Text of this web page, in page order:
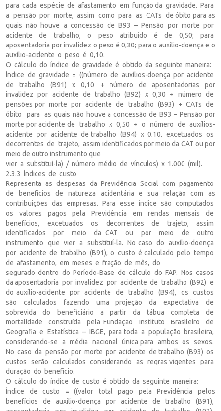
para cada espécie de afastamento em função da gravidade. Para
a pensão por morte, assim como para as CATs de óbito para as
quais não houve a concessão de B93 – Pensão por morte por
acidente de trabalho, o peso atribuído é de 0,50; para
aposentadoria por invalidez o peso é 0,30; para o auxílio-doença e o
auxílio-acidente o peso é 0,10.
O cálculo do índice de gravidade é obtido da seguinte maneira:
Índice de gravidade = ((número de auxílios-doença por acidente
de trabalho (B91) x 0,10 + número de aposentadorias por
invalidez por acidente de trabalho (B92) x 0,30 + número de
pensões por morte por acidente de trabalho (B93) + CATs de
óbito para as quais não houve a concessão de B93 – Pensão por
morte por acidente de trabalho x 0,50 + o número de auxílios-
acidente por acidente de trabalho (B94) x 0,10, excetuados os
decorrentes de trajeto, assim identificados por meio da CAT ou por
meio de outro instrumento que
vier a substituí-la) / número médio de vínculos) x 1.000 (mil).
2.3.3 Índices de custo
Representa as despesas da Previdência Social com pagamento
de benefícios de natureza acidentária e sua relação com as
contribuições das empresas. Para esse índice são computados
os valores pagos pela Previdência em rendas mensais de
benefícios, excetuados os decorrentes de trajeto, assim
identificados por meio da CAT ou por meio de outro
instrumento que vier a substituí-la. No caso do auxílio-doença
por acidente de trabalho (B91), o custo é calculado pelo tempo
de afastamento, em meses e fração de mês, do
segurado dentro do Período-Base de cálculo do FAP. Nos casos
da aposentadoria por invalidez por acidente de trabalho (B92) e
do auxílio-acidente por acidente de trabalho (B94), os custos
são calculados fazendo uma projeção da expectativa de
sobrevida do beneficiário a partir da tábua completa de
mortalidade construída pela Fundação Instituto Brasileiro de
Geografia e Estatística – IBGE, para toda a população brasileira,
considerando-se a média nacional única para ambos os sexos.
No caso da pensão por morte por acidente de trabalho (B93) os
custos serão calculados considerando as regras vigentes para
duração do benefício.
O cálculo do índice de custo é obtido da seguinte maneira:
Índice de custo = ((valor total pago pela Previdência pelos
benefícios de auxílio-doença por acidente de trabalho (B91),